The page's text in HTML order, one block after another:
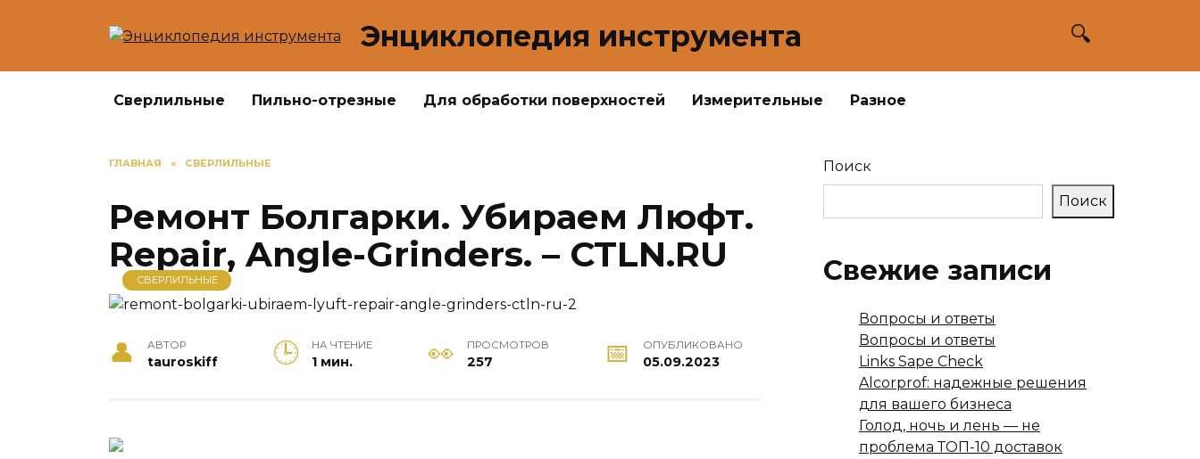
Энциклопедия инструмента
Сверлильные Пильно-отрезные Для обработки поверхностей Измерительные Разное
ГЛАВНАЯ » СВЕРЛИЛЬНЫЕ
Ремонт Болгарки. Убираем Люфт.
Repair, Angle-Grinders. – CTLN.RU
СВЕРЛИЛЬНЫЕ
АВТОР
tauroskiff
НА ЧТЕНИЕ
1 мин.
ПРОСМОТРОВ
257
ОПУБЛИКОВАНО
05.09.2023
Поиск
Поиск
Свежие записи
Вопросы и ответы
Вопросы и ответы
Links Sape Check
Alcorprof: надежные решения
для вашего бизнеса
Голод, ночь и лень — не
проблема ТОП-10 доставок